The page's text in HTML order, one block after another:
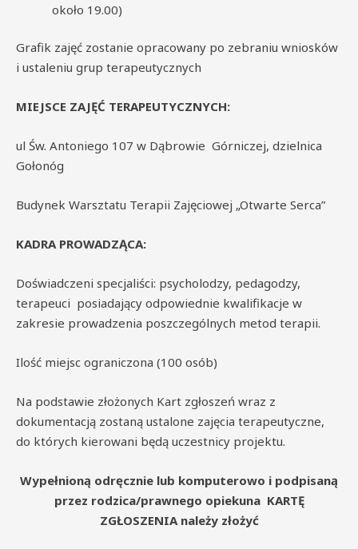
około 19.00)
Grafik zajęć zostanie opracowany po zebraniu wniosków
i ustaleniu grup terapeutycznych
MIEJSCE ZAJĘĆ TERAPEUTYCZNYCH:
ul Św. Antoniego 107 w Dąbrowie Górniczej, dzielnica
Gołonóg
Budynek Warsztatu Terapii Zajęciowej „Otwarte Serca”
KADRA PROWADZĄCA:
Doświadczeni specjaliści: psycholodzy, pedagodzy,
terapeuci posiadający odpowiednie kwalifikacje w
zakresie prowadzenia poszczególnych metod terapii.
Ilość miejsc ograniczona (100 osób)
Na podstawie złożonych Kart zgłoszeń wraz z
dokumentacją zostaną ustalone zajęcia terapeutyczne,
do których kierowani będą uczestnicy projektu.
Wypełnioną odręcznie lub komputerowo i podpisaną
przez rodzica/prawnego opiekuna KARTĘ
ZGŁOSZENIA należy złożyć